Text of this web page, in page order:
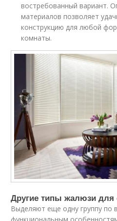
востребованный вариант.
материалов позволяет
конструкцию для любой
комнаты.
Другие типы жалюзи для
Выделяют еще одну группу по